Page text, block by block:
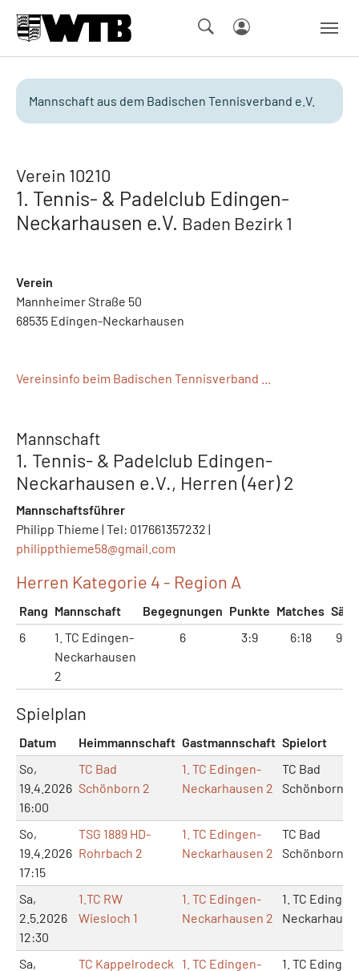
Mannschaft aus dem Badischen Tennisverband e.V.
Verein 10210
1. Tennis- & Padelclub Edingen-
Neckarhausen e.V. Baden Bezirk 1
Verein
Mannheimer Straße 50
68535 Edingen-Neckarhausen
Vereinsinfo beim Badischen Tennisverband ...
Mannschaft
1. Tennis- & Padelclub Edingen-
Neckarhausen e.V., Herren (4er) 2
Mannschaftsführer
Philipp Thieme | Tel: 017661357232 |
philippthieme58@gmail.com
Herren Kategorie 4 - Region A
Rang Mannschaft Begegnungen Punkte Matches
6
1. TC Edingen-
Neckarhausen
2
6 3:9 6:18 9:18
Spielplan
Datum Heimmannschaft Gastmannschaft Spielort
So,
19.4.2026
16:00
TC Bad
Schönborn 2
1. TC Edingen-
Neckarhausen 2
TC Bad
Schönborn
So,
19.4.2026
17:15
TSG 1889 HD-
Rohrbach 2
1. TC Edingen-
Neckarhausen 2
TC Bad
Schönborn
Sa,
2.5.2026
12:30
1.TC RW
Wiesloch 1
1. TC Edingen-
Neckarhausen 2
1. TC
Sa,
TC Kappelrodeck
1. TC Edingen-
1. TC